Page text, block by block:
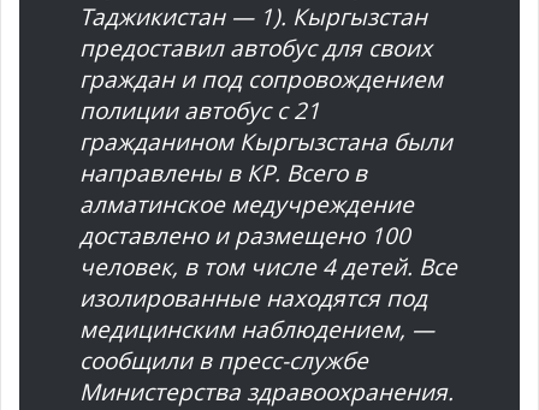
Таджикистан — 1). Кыргызстан
предоставил автобус для своих
граждан и под сопровождением
полиции автобус с 21
гражданином Кыргызстана были
направлены в КР. Всего в
алматинское медучреждение
доставлено и размещено 100
человек, в том числе 4 детей. Все
изолированные находятся под
медицинским наблюдением, —
сообщили в пресс-службе
Министерства здравоохранения.